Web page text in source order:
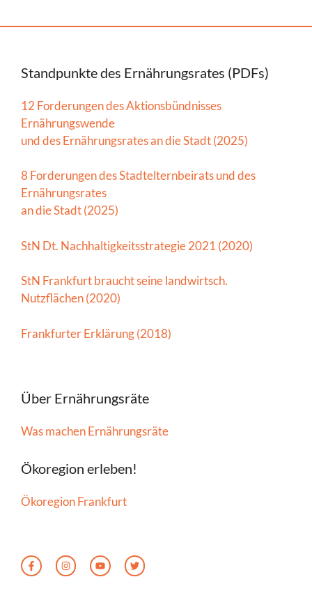
Standpunkte des Ernährungsrates (PDFs)
12 Forderungen des Aktionsbündnisses
Ernährungswende
und des Ernährungsrates an die Stadt (2025)
8 Forderungen des Stadtelternbeirats und des
Ernährungsrates
an die Stadt (2025)
StN Dt. Nachhaltigkeitsstrategie 2021 (2020)
StN Frankfurt braucht seine landwirtsch.
Nutzflächen (2020)
Frankfurter Erklärung (2018)
Über Ernährungsräte
Was machen Ernährungsräte
Ökoregion erleben!
Ökoregion Frankfurt